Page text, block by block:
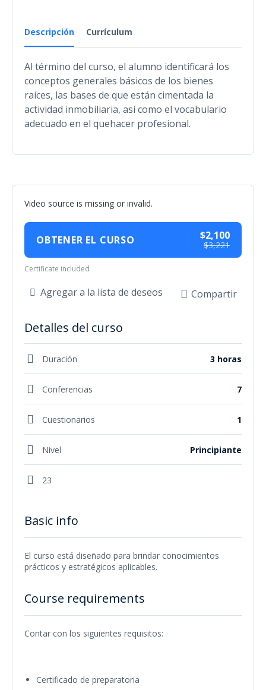
Descripción Currículum
Al término del curso, el alumno identificará los
conceptos generales básicos de los bienes
raíces, las bases de que están cimentada la
actividad inmobiliaria, así como el vocabulario
adecuado en el quehacer profesional.
Video source is missing or invalid.
OBTENER EL CURSO $2,100
$3,221
Certificate included
Agregar a la lista de deseos Compartir
Detalles del curso
Duración 3 horas
Conferencias 7
Cuestionarios 1
Nivel Principiante
23
Basic info
El curso está diseñado para brindar conocimientos
prácticos y estratégicos aplicables.
Course requirements
Contar con los siguientes requisitos:
Certificado de preparatoria